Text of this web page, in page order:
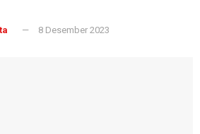
8 Desember 2023